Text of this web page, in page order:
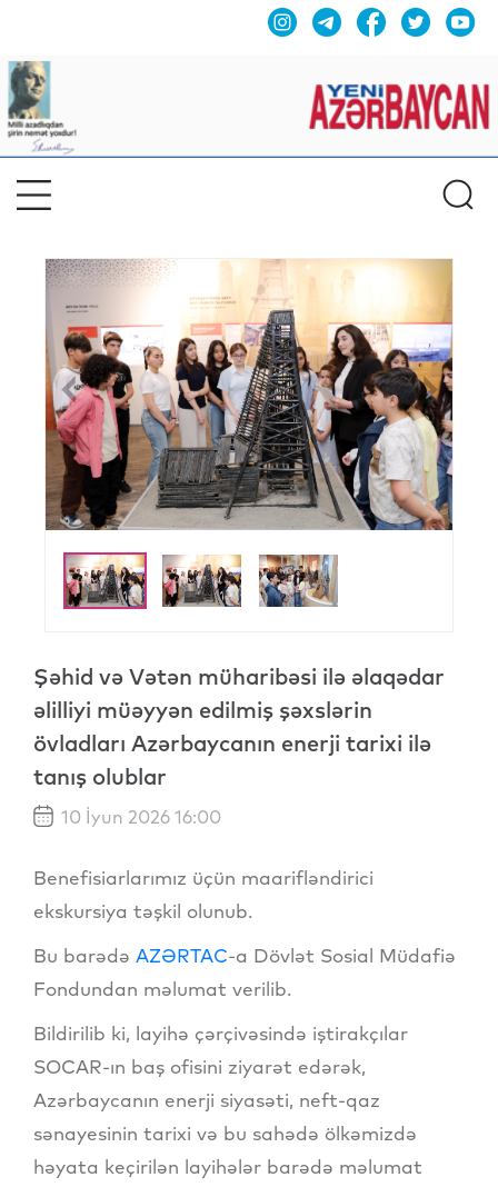
Previous
Şəhid və Vətən müharibəsi ilə əlaqədar
əlilliyi müəyyən edilmiş şəxslərin
övladları Azərbaycanın enerji tarixi ilə
tanış olublar
10 İyun 2026 16:00
Benefisiarlarımız üçün maarifləndirici
ekskursiya təşkil olunub.
Bu barədə AZƏRTAC-a Dövlət Sosial Müdafiə
Fondundan məlumat verilib.
Bildirilib ki, layihə çərçivəsində iştirakçılar
SOCAR-ın baş ofisini ziyarət edərək,
Azərbaycanın enerji siyasəti, neft-qaz
sənayesinin tarixi və bu sahədə ölkəmizdə
həyata keçirilən layihələr barədə məlumat